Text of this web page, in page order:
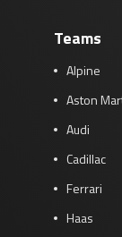
Teams
Alpine
Aston
Audi
Cadillac
Ferrari
Haas